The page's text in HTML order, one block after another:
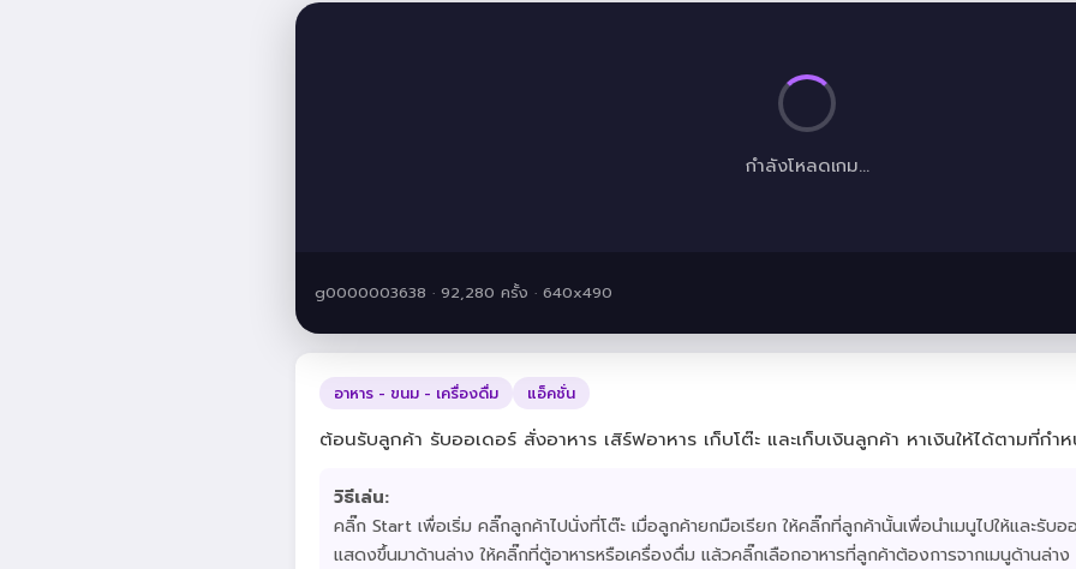
กำลังโหลดเกม...
g0000003638 · 92,280 ครั้ง · 640x490
อาหาร - ขนม - เครื่องดื่ม แอ็คชั่น
ต้อนรับลูกค้า รับออเดอร์ สั่งอาหาร เสิร์ฟอาหาร เก็บโต๊ะ และเก็บเงินลูกค้า หาเงินให้ได้ตามที่ก
วิธีเล่น:
คลิ๊ก Start เพื่อเริ่ม คลิ๊กลูกค้าไปนั่งที่โต๊ะ เมื่อลูกค้ายกมือเรียก ให้คลิ๊กที่ลูกค้านั้นเพื่อนำเมนูไปให้และรับอ
แสดงขึ้นมาด้านล่าง ให้คลิ๊กที่ตู้อาหารหรือเครื่องดื่ม แล้วคลิ๊กเลือกอาหารที่ลูกค้าต้องการจากเมนูด้านล่า